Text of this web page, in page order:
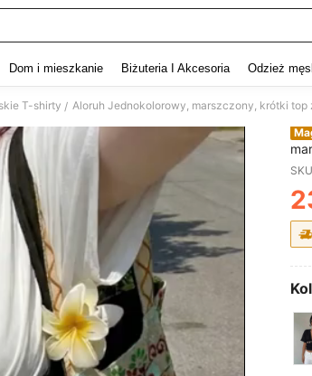
Dom i mieszkanie Biżuteria I Akcesoria Odzież
T-shirty / Aloruh Jednokolorowy, marszczony, krótki